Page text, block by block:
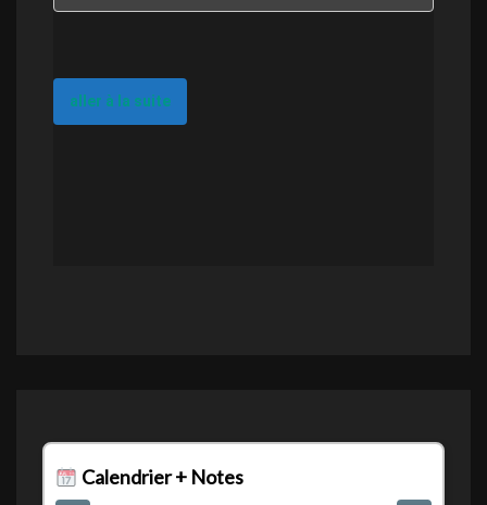
aller à la suite
Calendrier + Notes